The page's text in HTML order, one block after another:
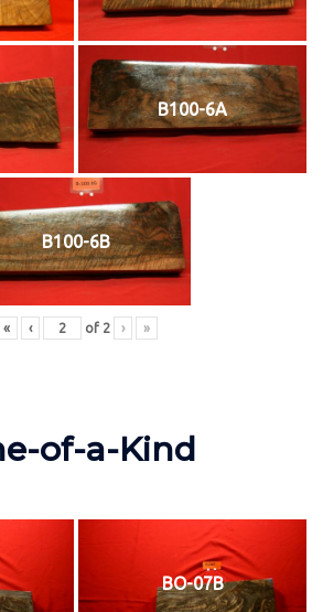
B100-6A
B100-6B
« ‹ of 2 › »
of-a-Kind
BO-07B